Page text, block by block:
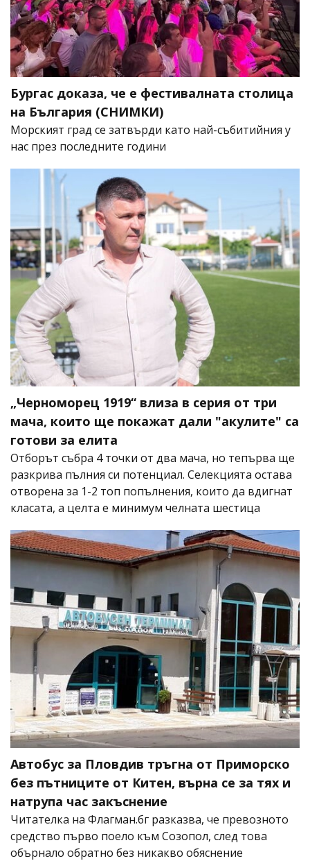
Бургас доказа, че е фестивалната столица
на България (СНИМКИ)
Морският град се затвърди като най-събитийния у
нас през последните години
„Черноморец 1919“ влиза в серия от три
мача, които ще покажат дали "акулите" са
готови за елита
Отборът събра 4 точки от два мача, но тепърва ще
разкрива пълния си потенциал. Селекцията остава
отворена за 1-2 топ попълнения, които да вдигнат
класата, а целта е минимум челната шестица
Автобус за Пловдив тръгна от Приморско
без пътниците от Китен, върна се за тях и
натрупа час закъснение
Читателка на Флагман.бг разказва, че превозното
средство първо поело към Созопол, след това
обърнало обратно без никакво обяснение